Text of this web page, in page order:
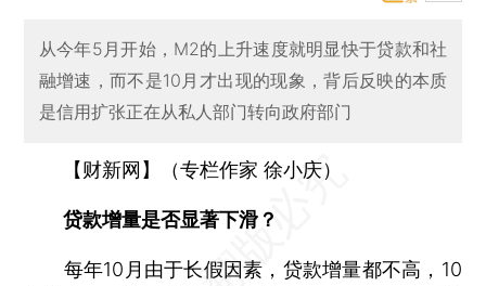
从今年5月开始，M2的上升速度就明显快于贷款和社
融增速，而不是10月才出现的现象，背后反映的本质
是信用扩张正在从私人部门转向政府部门
【财新网】（专栏作家 徐小庆）
贷款增量是否显著下滑？
每年10月由于长假因素，贷款增量都不高，10